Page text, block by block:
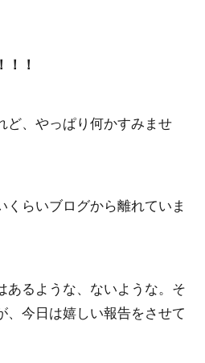
！！
ど、やっぱり何かすみませ
くらいブログから離れていま
あるような、ないような。そ
、今日は嬉しい報告をさせて